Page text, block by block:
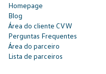
Homepage
Blog
Área do cliente CVW
Perguntas Frequentes
Área do parceiro
Lista de parceiros